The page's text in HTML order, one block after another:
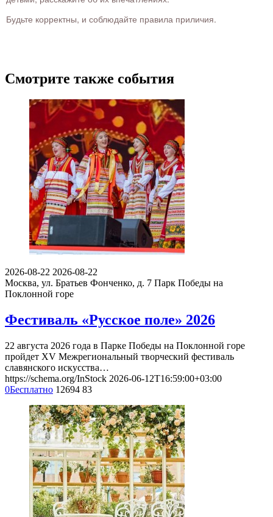
Будьте корректны, и соблюдайте правила приличия.
Смотрите также события
2026-08-22 2026-08-22
Москва, ул. Братьев Фонченко, д. 7 Парк Победы на
Поклонной горе
Фестиваль «Русское поле» 2026
22 августа 2026 года в Парке Победы на Поклонной горе
пройдет XV Межрегиональный творческий фестиваль
славянского искусства…
https://schema.org/InStock 2026-06-12T16:59:00+03:00
0Бесплатно 12694 83